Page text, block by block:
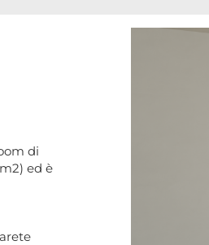
di
ed è